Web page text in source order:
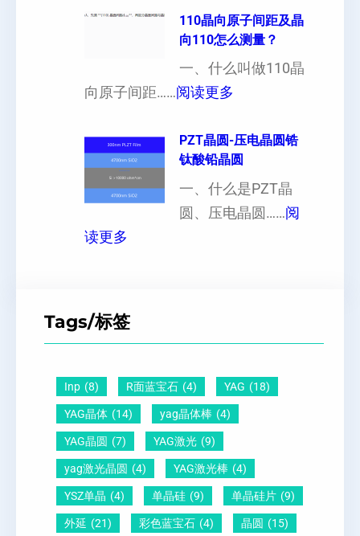
以
定
超
薄
硅
性
对
硬
度
影
响
晶
硅
片
白
或
者
？
说
明
110晶向原子间距及晶
向110怎么测量？
一、什么叫做110晶
向原子间距……阅读更多
1
0
晶
向
向
1
怎
么
测
PZT晶圆-压电晶圆锆
钛酸铅晶圆
一、什么是PZT晶
圆、压电晶圆……阅
读更多
晶
-
压
电
晶
圆
钛
Tags/标签
Inp (8) R面蓝宝石 (4) YAG (18)
YAG晶体 (14) yag晶体棒 (4)
YAG晶圆 (7) YAG激光 (9)
yag激光晶圆 (4) YAG激光棒 (4)
YSZ单晶 (4) 单晶硅 (9) 单晶硅片 (9)
外延 (21) 彩色蓝宝石 (4) 晶圆 (15)